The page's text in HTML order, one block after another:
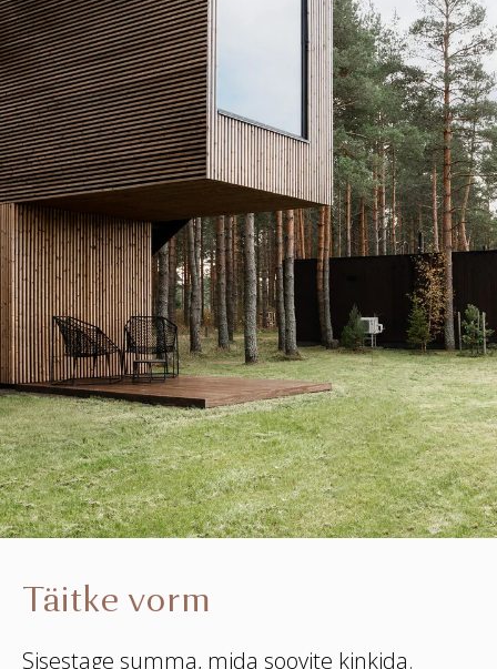
Täitke vorm
Sisestage summa, mida soovite kinkida.